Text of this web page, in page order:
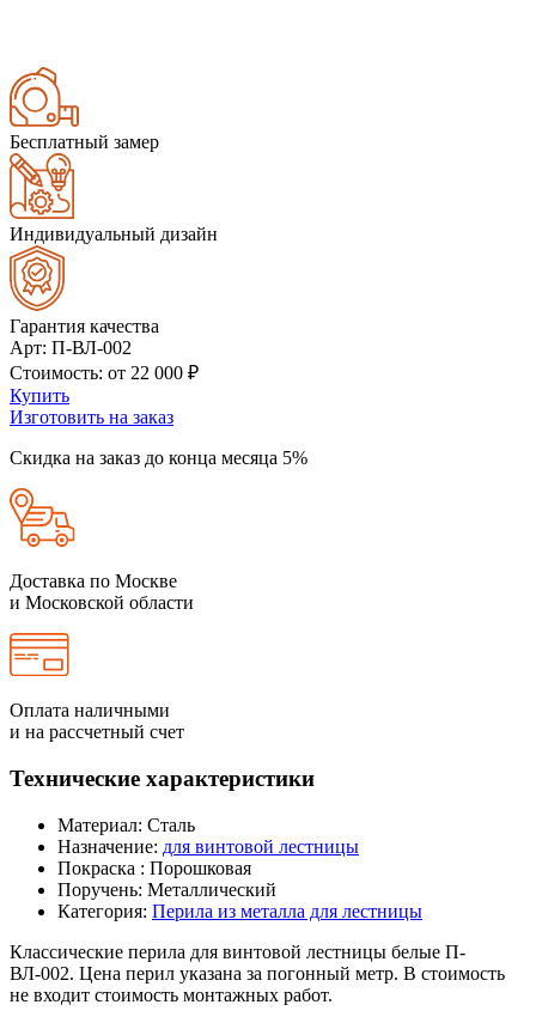
Бесплатный замер
Индивидуальный дизайн
Гарантия качества
Арт: П-ВЛ-002
Стоимость: от 22 000 ₽
Купить
Изготовить на заказ
Скидка на заказ до конца месяца 5%
Доставка по Москве
и Московской области
Оплата наличными
и на рассчетный счет
Технические характеристики
Материал: Сталь
Назначение: для винтовой лестницы
Покраска : Порошковая
Поручень: Металлический
Категория: Перила из металла для лестницы
Классические перила для винтовой лестницы белые П-
ВЛ-002. Цена перил указана за погонный метр. В стоимость
не входит стоимость монтажных работ.